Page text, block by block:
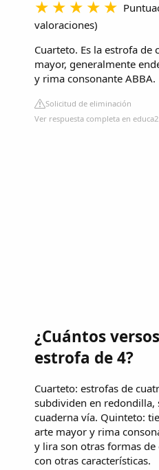
valoraciones)
Cuarteto. Es la estrofa de
mayor, generalmente
y rima consonante ABBA.
Solicitud de eliminación
Ver respuesta completa en
¿Cuántos
estrofa de 4?
Cuarteto: estrofas de
subdividen en redondilla,
cuaderna vía. Quinteto:
arte mayor y rima
y lira son otras formas
con otras características.